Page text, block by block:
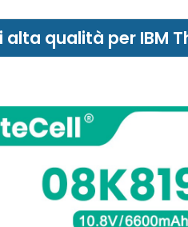
qualità per IBM